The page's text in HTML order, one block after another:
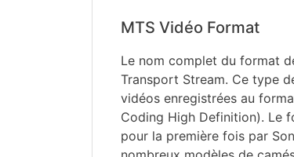
MTS Vidéo Format
Le nom complet du format
Transport Stream. Ce type
vidéos enregistrées au
Coding High Definition). Le
pour la première fois par